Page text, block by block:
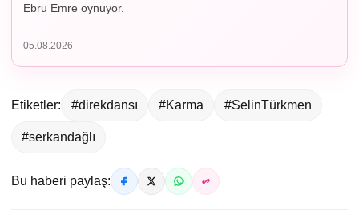
Ebru Emre oynuyor.
05.08.2026
Etiketler: #direkdansı #Karma #SelinTürkmen
#serkandağlı
Bu haberi paylaş: